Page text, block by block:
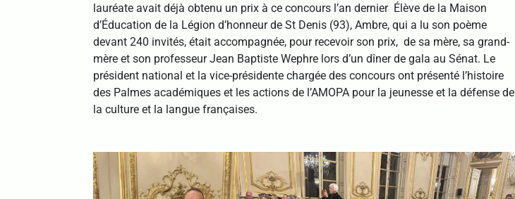
lauréate avait déjà obtenu un prix à ce concours l’an dernier Élève de la Maison
d’Éducation de la Légion d’honneur de St Denis (93), Ambre, qui a lu son poème
devant 240 invités, était accompagnée, pour recevoir son prix, de sa mère, sa grand-
mère et son professeur Jean Baptiste Wephre lors d’un dîner de gala au Sénat. Le
président national et la vice-présidente chargée des concours ont présenté l’histoire
des Palmes académiques et les actions de l’AMOPA pour la jeunesse et la défense de
la culture et la langue françaises.